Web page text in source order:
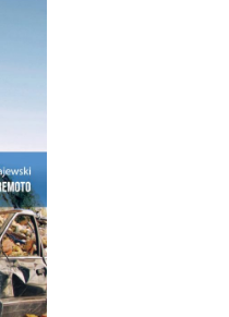
i